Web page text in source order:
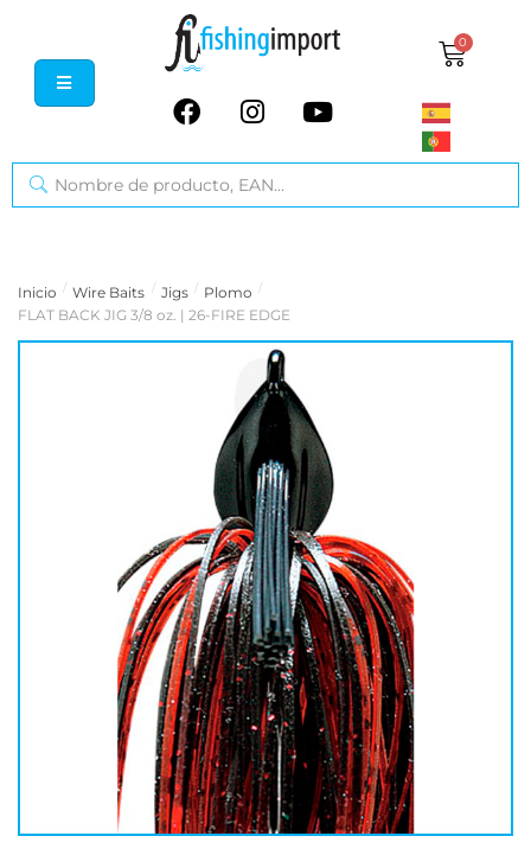
0
Inicio / Wire Baits / Jigs / Plomo /
FLAT BACK JIG 3/8 oz. | 26-FIRE EDGE